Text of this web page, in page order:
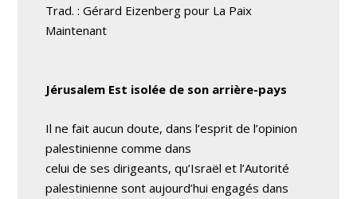
Trad. : Gérard Eizenberg pour La Paix
Maintenant
Jérusalem Est isolée de son arrière-pays
Il ne fait aucun doute, dans l’esprit de l’opinion
palestinienne comme dans
celui de ses dirigeants, qu’Israël et l’Autorité
palestinienne sont aujourd’hui engagés dans